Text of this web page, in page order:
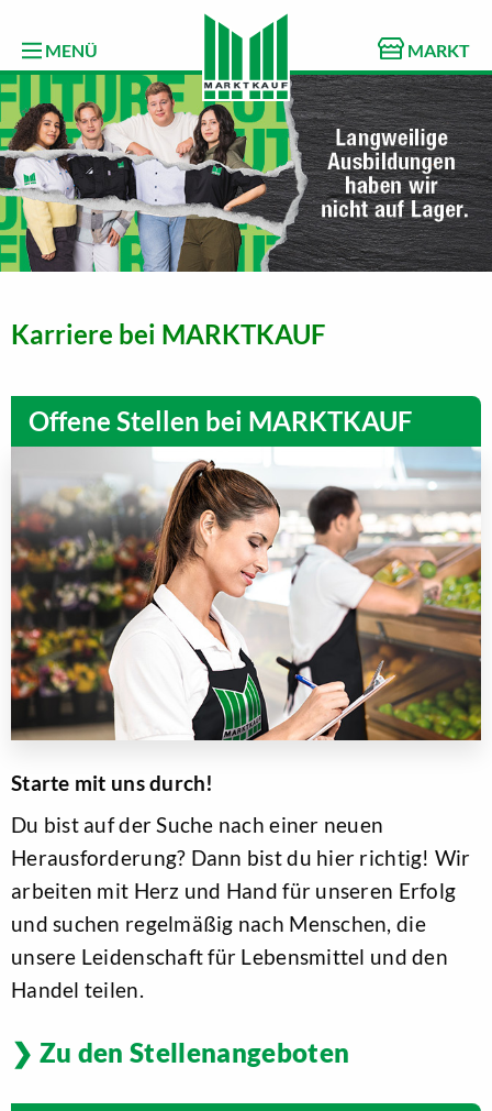
MENÜ MARKT
Karriere bei MARKTKAUF
Offene Stellen bei MARKTKAUF
Starte mit uns durch!
Du bist auf der Suche nach einer neuen
Herausforderung? Dann bist du hier richtig! Wir
arbeiten mit Herz und Hand für unseren Erfolg
und suchen regelmäßig nach Menschen, die
unsere Leidenschaft für Lebensmittel und den
Handel teilen.
Zu den Stellenangeboten